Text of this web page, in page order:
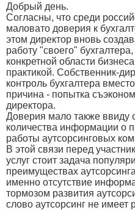
Добрый день.
Согласны, что среди
маловато доверия к
этом директор вновь
работу "своего"
конкретной области
практикой. Собственник-
контроль бухгалтера
причина - попытка
директора.
Доверия мало также ввиду
количества информации о
работы аутсорсинговых
В этой связи перед
услуг стоит задача
преимуществах
именно отсутствие
тормозом развития
слово аутсорсинг не имеет